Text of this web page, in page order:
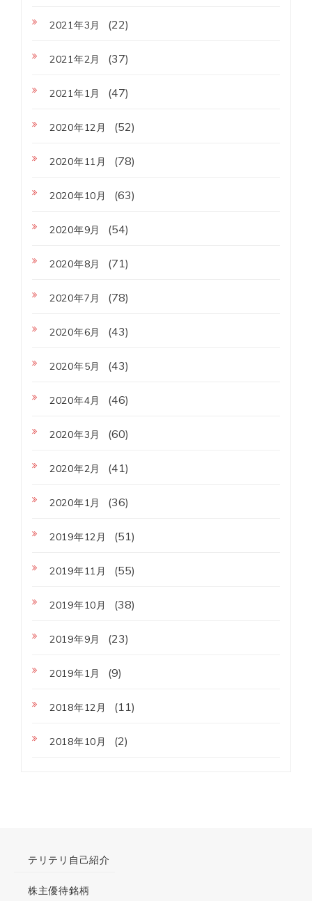
2021年3月 (22)
2021年2月 (37)
2021年1月 (47)
2020年12月 (52)
2020年11月 (78)
2020年10月 (63)
2020年9月 (54)
2020年8月 (71)
2020年7月 (78)
2020年6月 (43)
2020年5月 (43)
2020年4月 (46)
2020年3月 (60)
2020年2月 (41)
2020年1月 (36)
2019年12月 (51)
2019年11月 (55)
2019年10月 (38)
2019年9月 (23)
2019年1月 (9)
2018年12月 (11)
2018年10月 (2)
テリテリ自己紹介
株主優待銘柄